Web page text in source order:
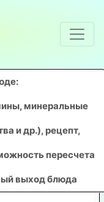
минеральные
и др.), рецепт,
пересчета
выход блюда